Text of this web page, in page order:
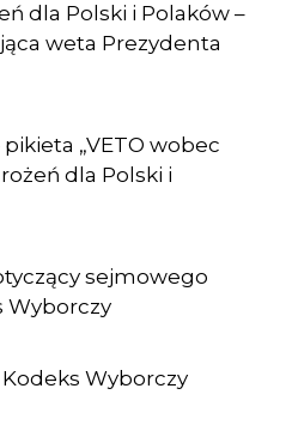
dla Polski i Polaków –
weta Prezydenta
pikieta „VETO wobec
dla Polski i
sejmowego
Wyborczy
Wyborczy